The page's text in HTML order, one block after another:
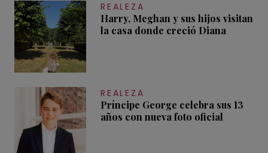
REALEZA
Harry, Meghan y sus hijos visitan
la casa donde creció Diana
REALEZA
Príncipe George celebra sus 13
años con nueva foto oficial